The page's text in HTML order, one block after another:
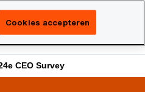
Netherlands
Search
CEO Survey
Cookies accepteren